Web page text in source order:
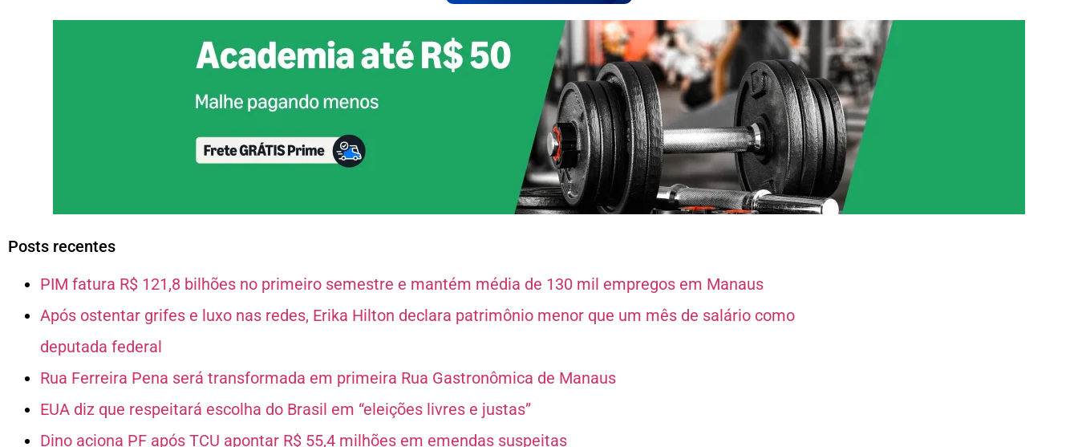
Posts recentes
PIM fatura R$ 121,8 bilhões no primeiro semestre e mantém média de 130 mil empregos em Manaus
Após ostentar grifes e luxo nas redes, Erika Hilton declara patrimônio menor que um mês de salário como
deputada federal
Rua Ferreira Pena será transformada em primeira Rua Gastronômica de Manaus
EUA diz que respeitará escolha do Brasil em “eleições livres e justas”
Dino aciona PF após TCU apontar R$ 55,4 milhões em emendas suspeitas